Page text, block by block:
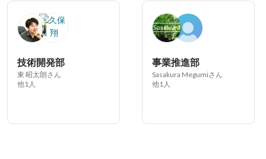
技術開発部
東 昭太朗さん
他1人
事業推進部
Sasakura Megumiさん
他1人